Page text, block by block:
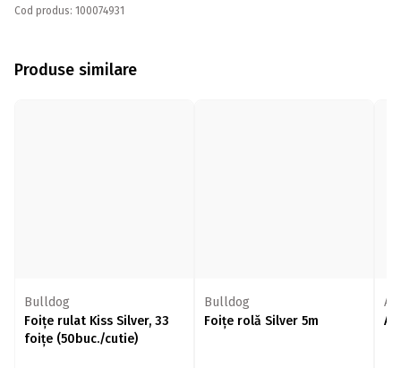
Cod produs: 100074931
Produse similare
Bulldog
Foițe rulat Kiss Silver, 33
foițe (50buc./cutie)
Bulldog
Foițe rolă Silver 5m